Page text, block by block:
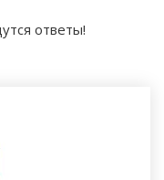
ответы!